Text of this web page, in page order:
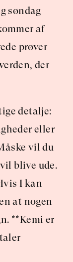
søndag
af
prøver
der
detalje:
eller
vil du
blive ude.
I kan
at nogen
**Kemi er